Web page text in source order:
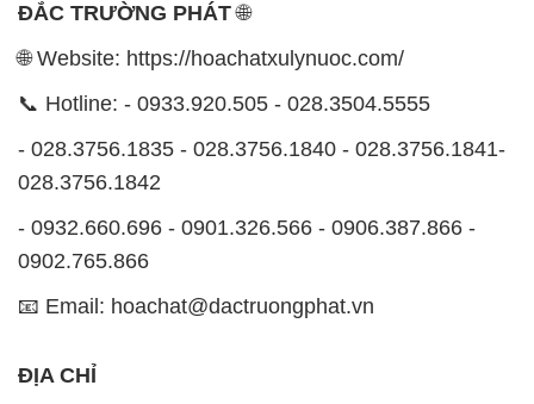
ĐẮC TRƯỜNG PHÁT🌐
🌐 Website: https://hoachatxulynuoc.com/
📞 Hotline: - 0933.920.505 - 028.3504.5555
- 028.3756.1835 - 028.3756.1840 - 028.3756.1841-
028.3756.1842
- 0932.660.696 - 0901.326.566 - 0906.387.866 -
0902.765.866
📧 Email: hoachat@dactruongphat.vn
ĐỊA CHỈ